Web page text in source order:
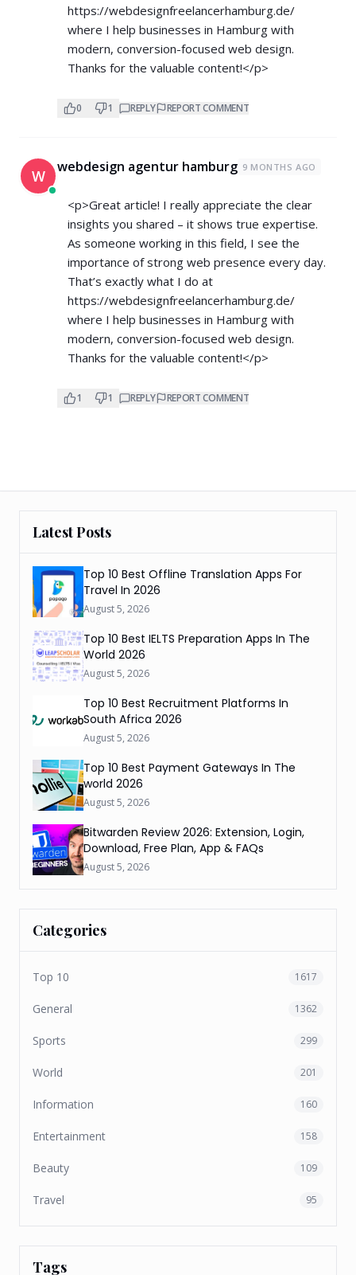
https://webdesignfreelancerhamburg.de/
where I help businesses in Hamburg with
modern, conversion-focused web design.
Thanks for the valuable content!</p>
0 1 REPLY REPORT COMMENT
W webdesign agentur hamburg 9 MONTHS AGO
<p>Great article! I really appreciate the clear
insights you shared – it shows true expertise.
As someone working in this field, I see the
importance of strong web presence every day.
That’s exactly what I do at
https://webdesignfreelancerhamburg.de/
where I help businesses in Hamburg with
modern, conversion-focused web design.
Thanks for the valuable content!</p>
1 1 REPLY REPORT COMMENT
Latest Posts
Top 10 Best Offline Translation Apps For
Travel In 2026
August 5, 2026
Top 10 Best IELTS Preparation Apps In The
World 2026
August 5, 2026
Top 10 Best Recruitment Platforms In
South Africa 2026
August 5, 2026
Top 10 Best Payment Gateways In The
world 2026
August 5, 2026
Bitwarden Review 2026: Extension, Login,
Download, Free Plan, App & FAQs
August 5, 2026
Categories
Top 10 1617
General 1362
Sports 299
World 201
Information 160
Entertainment 158
Beauty 109
Travel 95
Tags